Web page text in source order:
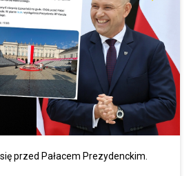
przed Pałacem Prezydenckim.